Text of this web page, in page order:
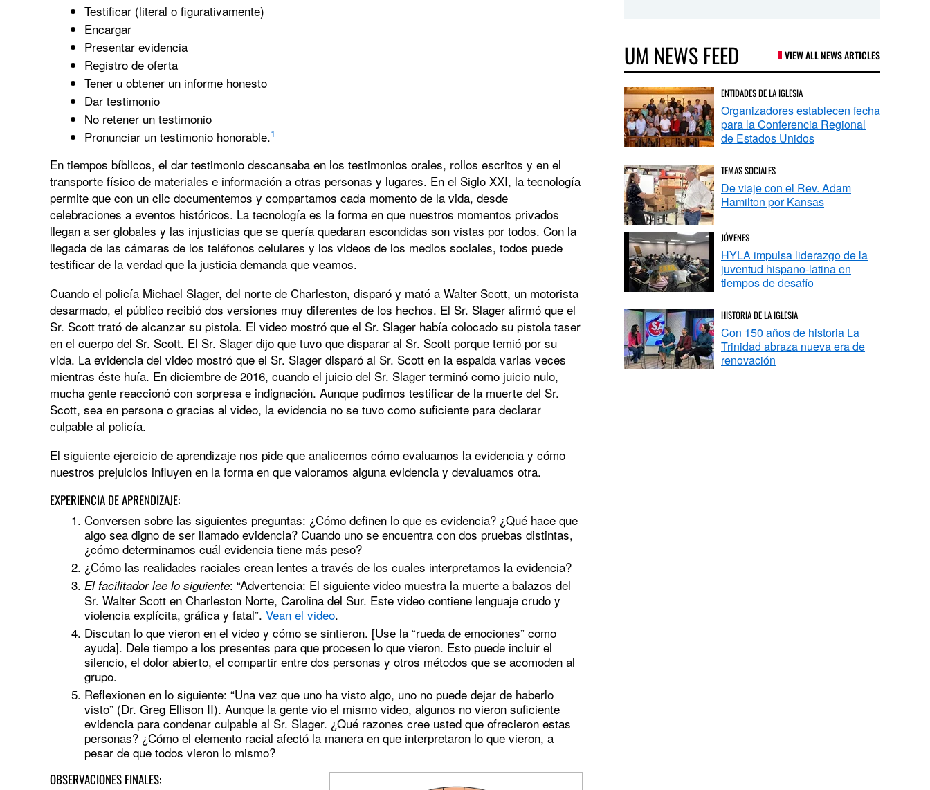
Testificar (literal o figurativamente)
Encargar
Presentar evidencia
Registro de oferta
Tener u obtener un informe honesto
Dar testimonio
No retener un testimonio
Pronunciar un testimonio honorable.1
En tiempos bíblicos, el dar testimonio descansaba en los testimonios orales, rollos escritos y en el
transporte físico de materiales e información a otras personas y lugares. En el Siglo XXI, la tecnología
permite que con un clic documentemos y compartamos cada momento de la vida, desde
celebraciones a eventos históricos. La tecnología es la forma en que nuestros momentos privados
llegan a ser globales y las injusticias que se quería quedaran escondidas son vistas por todos. Con la
llegada de las cámaras de los teléfonos celulares y los videos de los medios sociales, todos puede
testificar de la verdad que la justicia demanda que veamos.
Cuando el policía Michael Slager, del norte de Charleston, disparó y mató a Walter Scott, un motorista
desarmado, el público recibió dos versiones muy diferentes de los hechos. El Sr. Slager afirmó que el
Sr. Scott trató de alcanzar su pistola. El video mostró que el Sr. Slager había colocado su pistola taser
en el cuerpo del Sr. Scott. El Sr. Slager dijo que tuvo que disparar al Sr. Scott porque temió por su
vida. La evidencia del video mostró que el Sr. Slager disparó al Sr. Scott en la espalda varias veces
mientras éste huía. En diciembre de 2016, cuando el juicio del Sr. Slager terminó como juicio nulo,
mucha gente reaccionó con sorpresa e indignación. Aunque pudimos testificar de la muerte del Sr.
Scott, sea en persona o gracias al video, la evidencia no se tuvo como suficiente para declarar
culpable al policía.
El siguiente ejercicio de aprendizaje nos pide que analicemos cómo evaluamos la evidencia y cómo
nuestros prejuicios influyen en la forma en que valoramos alguna evidencia y devaluamos otra.
EXPERIENCIA DE APRENDIZAJE:
Conversen sobre las siguientes preguntas: ¿Cómo definen lo que es evidencia? ¿Qué hace que
algo sea digno de ser llamado evidencia? Cuando uno se encuentra con dos pruebas distintas,
¿cómo determinamos cuál evidencia tiene más peso?
¿Cómo las realidades raciales crean lentes a través de los cuales interpretamos la evidencia?
El facilitador lee lo siguiente: “Advertencia: El siguiente video muestra la muerte a balazos del
Sr. Walter Scott en Charleston Norte, Carolina del Sur. Este video contiene lenguaje crudo y
violencia explícita, gráfica y fatal”. Vean el video.
Discutan lo que vieron en el video y cómo se sintieron. [Use la “rueda de emociones” como
ayuda]. Dele tiempo a los presentes para que procesen lo que vieron. Esto puede incluir el
silencio, el dolor abierto, el compartir entre dos personas y otros métodos que se acomoden al
grupo.
Reflexionen en lo siguiente: “Una vez que uno ha visto algo, uno no puede dejar de haberlo
visto” (Dr. Greg Ellison II). Aunque la gente vio el mismo video, algunos no vieron suficiente
evidencia para condenar culpable al Sr. Slager. ¿Qué razones cree usted que ofrecieron estas
personas? ¿Cómo el elemento racial afectó la manera en que interpretaron lo que vieron, a
pesar de que todos vieron lo mismo?
OBSERVACIONES FINALES:
UM NEWS FEED VIEW ALL NEWS ARTICLES
ENTIDADES DE LA IGLESIA
Organizadores establecen fecha
para la Conferencia Regional
de Estados Unidos
TEMAS SOCIALES
De viaje con el Rev. Adam
Hamilton por Kansas
JÓVENES
HYLA impulsa liderazgo de la
juventud hispano-latina en
tiempos de desafío
HISTORIA DE LA IGLESIA
Con 150 años de historia La
Trinidad abraza nueva era de
renovación